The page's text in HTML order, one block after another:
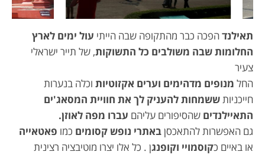
תאילנדהפכה כבר מהתקופה שבה הייתי עול ימים לארץ
החלומות שבה משולבים כל התשוקות, של תייר ישראלי
צעיר
החל מנופים מדהימים וערים אקזוטיות וכלה בנערות
חייכניותששמחות להעניק לך את חוויית המסאג'ים
התאיילנדים שהסיפורים עליהם עברו מפה לאוזן.
גם האפשרות להתאכסןבאתרי נופש קסומים כמו פאטאייה
או באיים כקוסמויי וקופנגן . כל אלו יצרו מוטיבציה רצינית